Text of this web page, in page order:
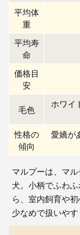
平均体
重
平均寿
命
価格目
安
毛色
ホワイ
性格の
傾向
愛嬌が
マルプーは、マ
犬。小柄でふわ
ら、室内飼育や
少なめで扱いや